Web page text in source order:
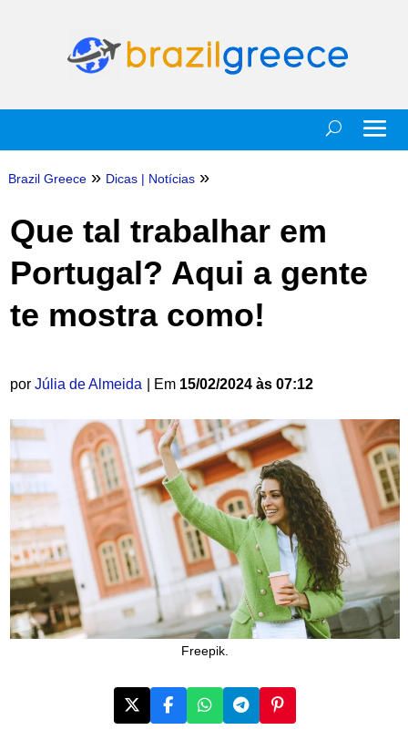
Brazil Greece » Dicas| Notícias »
Que tal trabalhar em
Portugal? Aqui a gente
te mostra como!
por Júlia de Almeida | Em 15/02/2024 às 07:12
Freepik.